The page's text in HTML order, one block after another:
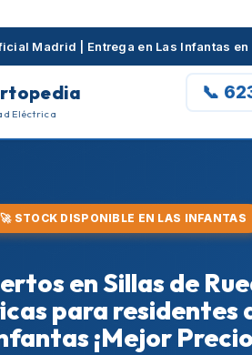
Madrid | Entrega en Las Infantas en
Eléctrica
📞
🚀 STOCK DISPONIBLE EN LAS INFANTAS
en Sillas de
para residentes
¡Mejor